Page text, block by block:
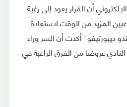
أن القرار يعود إلى رغبة
المزيد من الوقت لاستعادة
ديبورتيفو" أكدت أن السر وراء
النادي عروضا من الفرق الراغبة في